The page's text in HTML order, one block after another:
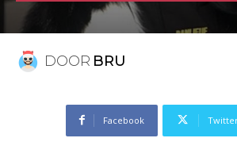
DOOR BRU
Facebook